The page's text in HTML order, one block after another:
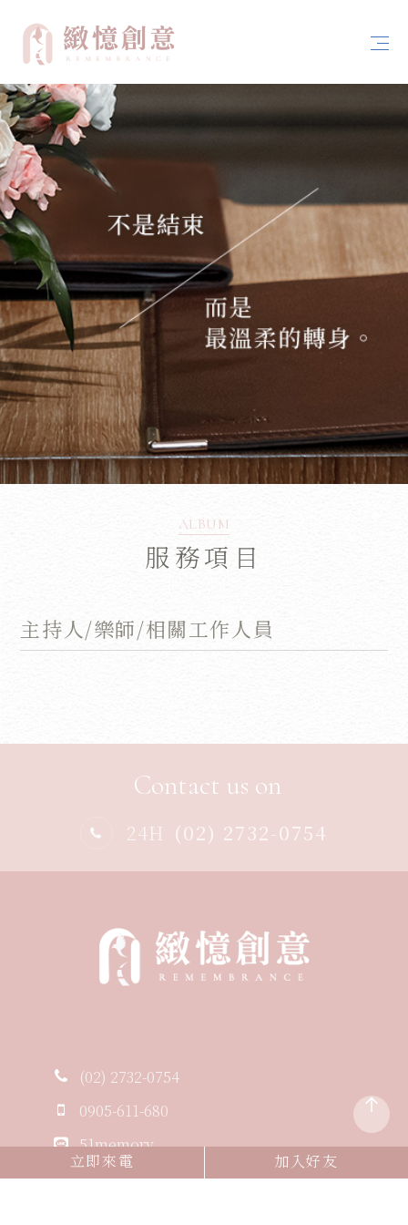
關於緻憶創意
案例分享
服務內容
聯絡我們
ALBUM
服務項目
主持人/樂師/相關工作人員
Contact us on
24H (02) 2732-0754
(02) 2732-0754
0905-611-680
51memory
立即來電 加入好友